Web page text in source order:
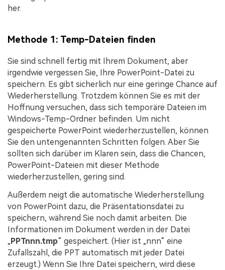
her.
Methode 1: Temp-Dateien finden
Sie sind schnell fertig mit Ihrem Dokument, aber
irgendwie vergessen Sie, Ihre PowerPoint-Datei zu
speichern. Es gibt sicherlich nur eine geringe Chance auf
Wiederherstellung. Trotzdem können Sie es mit der
Hoffnung versuchen, dass sich temporäre Dateien im
Windows-Temp-Ordner befinden. Um nicht
gespeicherte PowerPoint wiederherzustellen, können
Sie den untengenannten Schritten folgen. Aber Sie
sollten sich darüber im Klaren sein, dass die Chancen,
PowerPoint-Dateien mit dieser Methode
wiederherzustellen, gering sind.
Außerdem neigt die automatische Wiederherstellung
von PowerPoint dazu, die Präsentationsdatei zu
speichern, während Sie noch damit arbeiten. Die
Informationen im Dokument werden in der Datei
„PPTnnn.tmp“ gespeichert. (Hier ist „nnn“ eine
Zufallszahl, die PPT automatisch mit jeder Datei
erzeugt.) Wenn Sie Ihre Datei speichern, wird diese